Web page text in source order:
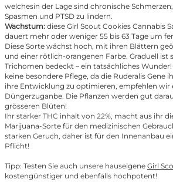
welchesin der Lage sind chronische
Spasmen und PTSD zu lindern.
Wachstum: diese Girl Scout Cookies Cannabis
dauert mehr oder weniger 55 bis 63 Tage um
Diese Sorte wächst hoch, mit ihren Blättern
und einer rötlich-orangenen Farbe. Graduell ist
Trichomen bedeckt – ein tatsächliches
keine besondere Pflege, da die Ruderalis Gene
ihre Entwicklung zu optimieren, empfehlen wir
Düngerzuganbe. Die Pflanzen werden gut
grösseren Blüten!
Ihr starker THC inhalt von 22%, macht aus ihr
Marijuana-Sorte für den medizinischen
starken Geruch, daher ist für den Innenanbau
Pflicht!
Tipp: Testen Sie auch unsere hauseigene Girl
kostengünstiger und ebenfalls hochpotent!